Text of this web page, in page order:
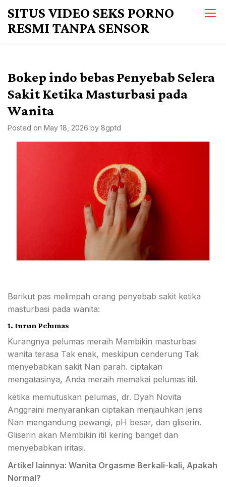
content
SITUS VIDEO SEKS PORNO
RESMI TANPA SENSOR
Bokep indo bebas Penyebab Selera
Sakit Ketika Masturbasi pada
Wanita
Posted on May 18, 2026 by 8gptd
Berikut pas melimpah orang penyebab sakit ketika
masturbasi pada wanita:
1. turun Pelumas
Kurangnya pelumas meraih Membikin masturbasi
wanita terasa Tak enak, meskipun cenderung Tak
menyebabkan sakit Nan parah. ciptakan
mengatasinya, Anda meraih memakai pelumas itil.
ketika memutuskan pelumas, dr. Dyah Novita
Anggraini menyarankan ciptakan menjauhkan jenis
Nan mengandung pewangi, pH besar, dan gliserin.
Gliserin akan Membikin itil kering banget dan
menyebabkan iritasi.
Artikel lainnya: Wanita Orgasme Berkali-kali, Apakah
Normal?